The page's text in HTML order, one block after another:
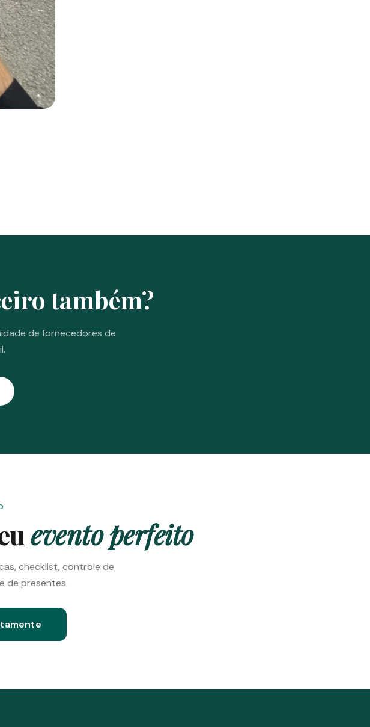
também?
de fornecedores de
evento perfeito
checklist, controle de
de presentes.